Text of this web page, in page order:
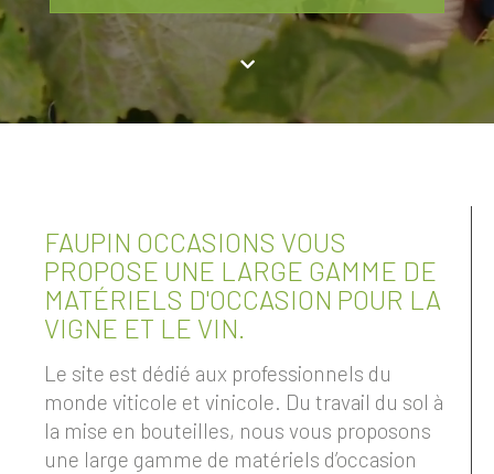
FAUPIN OCCASIONS VOUS
PROPOSE UNE LARGE GAMME DE
MATÉRIELS D'OCCASION POUR LA
VIGNE ET LE VIN.
Le site est dédié aux professionnels du
monde viticole et vinicole. Du travail du sol à
la mise en bouteilles, nous vous proposons
une large gamme de matériels d’occasion